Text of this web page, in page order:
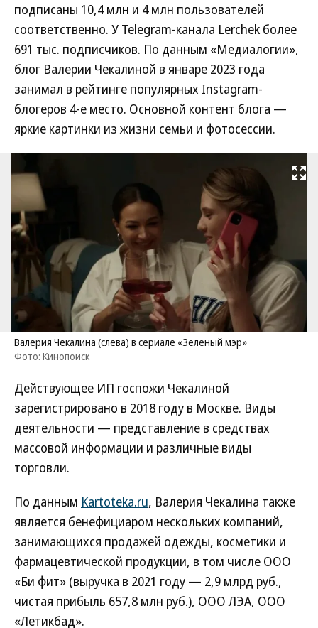
подписаны 10,4 млн и 4 млн пользователей
соответственно. У Telegram-канала Lerchek более
691 тыс. подписчиков. По данным «Медиалогии»,
блог Валерии Чекалиной в январе 2023 года
занимал в рейтинге популярных Instagram-
блогеров 4-е место. Основной контент блога —
яркие картинки из жизни семьи и фотосессии.
Развернуть
Валерия Чекалина (слева) в сериале «Зеленый мэр»
Фото: Кинопоиск
Действующее ИП госпожи Чекалиной
зарегистрировано в 2018 году в Москве. Виды
деятельности — представление в средствах
массовой информации и различные виды
торговли.
По данным Kartoteka.ru, Валерия Чекалина также
является бенефициаром нескольких компаний,
занимающихся продажей одежды, косметики и
фармацевтической продукции, в том числе ООО
«Би фит» (выручка в 2021 году — 2,9 млрд руб.,
чистая прибыль 657,8 млн руб.), ООО ЛЭА, ООО
«Летикбад».